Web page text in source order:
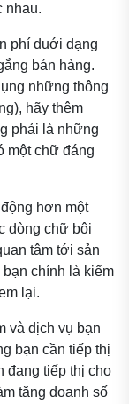
nhau.
phí duới dạng
bán hàng.
những thông
hãy thêm
phải là những
một chữ đáng
hơn một
dòng chữ bôi
tâm tới sản
chính là kiểm
lại.
và dịch vụ bạn
bạn cần tiếp thị
đang tiếp thị cho
tăng doanh số